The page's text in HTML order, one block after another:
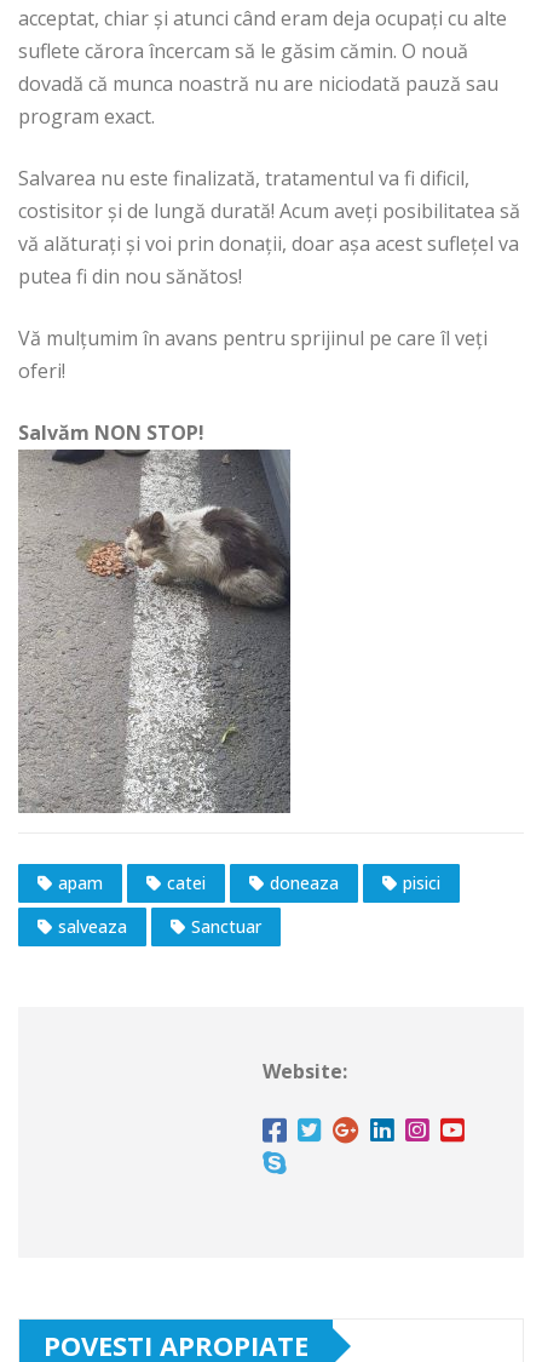
acceptat, chiar și atunci când eram deja ocupați cu alte
suflete cărora încercam să le găsim cămin. O nouă
dovadă că munca noastră nu are niciodată pauză sau
program exact.
Salvarea nu este finalizată, tratamentul va fi dificil,
costisitor și de lungă durată! Acum aveți posibilitatea să
vă alăturați și voi prin donații, doar așa acest suflețel va
putea fi din nou sănătos!
Vă mulțumim în avans pentru sprijinul pe care îl veți
oferi!
Salvăm NON STOP!
apam catei doneaza
pisici
salveaza
Sanctuar
Website:
POVESTI APROPIATE